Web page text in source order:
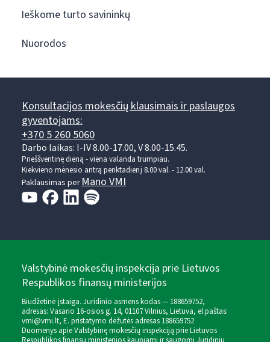
Ieškome turto savininkų
Nuorodos
Konsultacijos mokesčių klausimais ir paslaugos
gyventojams:
+370 5 260 5060
Darbo laikas: I-IV 8.00-17.00, V 8.00-15.45.
Prieššventinę dieną - viena valanda trumpiau.
Kiekvieno mėnesio antrą penktadienį 8.00 val. - 12.00 val.
Paklausimas perMano VMI
Valstybinė mokesčių inspekcija prie Lietuvos
Respublikos finansų ministerijos
Biudžetinė įstaiga. Juridinio asmens kodas — 188659752,
adresas: Vasario 16-osios g. 14, 01107 Vilnius, Lietuva, el.paštas:
vmi@vmi.lt, E. pristatymo dėžutės adresas 188659752
Duomenys apie Valstybinę mokesčių inspekciją prie Lietuvos